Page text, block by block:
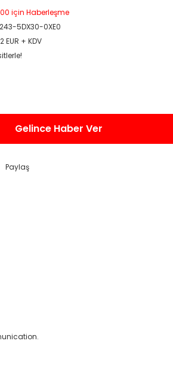
için Haberleşme
5DX30-0XE0
EUR + KDV
Gelince Haber Ver
Paylaş